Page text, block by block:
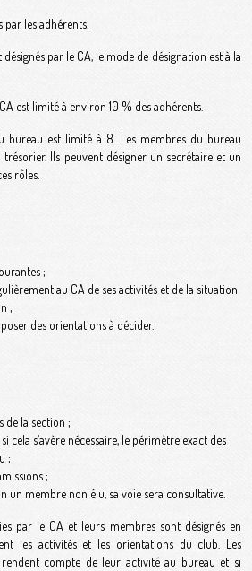
les adhérents.
par le CA, le mode de désignation est à la
est limité à environ 10 % des adhérents.
bureau est limité à 8. Les membres du bureau
Ils peuvent désigner un secrétaire et un
rôles.
;
au CA de ses activités et de la situation
;
des orientations à décider.
de la section ;
cela s’avère nécessaire, le périmètre exact des
;
;
un membre non élu, sa voie sera consultative.
par le CA et leurs membres sont désignés en
les activités et les orientations du club. Les
compte de leur activité au bureau et si